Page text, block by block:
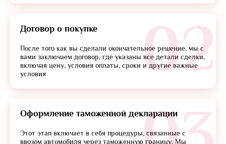
02
Договор о покупке
После того как вы сделали окончательное решение, мы с
вами заключаем договор, где указаны все детали сделки,
включая цену, условия оплаты, сроки и другие важные
условия
Оформление таможенной декларации
Этот этап включает в себя процедуры, связанные с
ввозом автомобиля через таможенную границу. Мы